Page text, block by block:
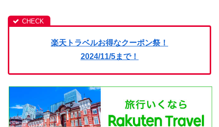
楽天トラベルお得なクーポン祭！
2024/11/5まで！